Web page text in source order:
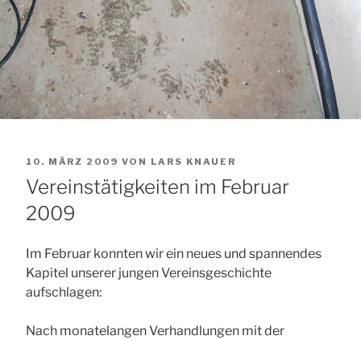
VERÖFFENTLICHT
AM
10. MÄRZ 2009 VON LARS KNAUER
Vereinstätigkeiten im Februar
2009
Im Februar konnten wir ein neues und spannendes
Kapitel unserer jungen Vereinsgeschichte
aufschlagen:
Nach monatelangen Verhandlungen mit der